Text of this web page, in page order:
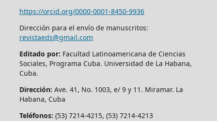
https://orcid.org/0000-0001-8450-9936
Dirección para el envío de manuscritos:
revistaeds@gmail.com
Editado por: Facultad Latinoamericana de Ciencias
Sociales, Programa Cuba. Universidad de La Habana,
Cuba.
Dirección: Ave. 41, No. 1003, e/ 9 y 11. Miramar. La
Habana, Cuba
Teléfonos: (53) 7214-4215, (53) 7214-4213